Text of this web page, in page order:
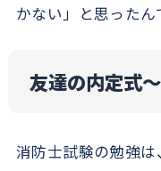
かない」と思ったん
友達の内定式
消防士試験の勉強は